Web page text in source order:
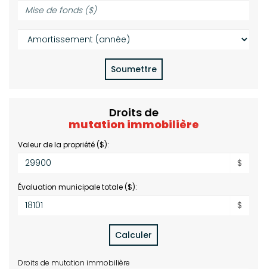
(%):
de
($):
Amortissement
(année):
Soumettre
Droits de
mutation immobilière
Valeur de la propriété ($):
$
Évaluation municipale totale ($):
$
Calculer
Droits de mutation immobilière